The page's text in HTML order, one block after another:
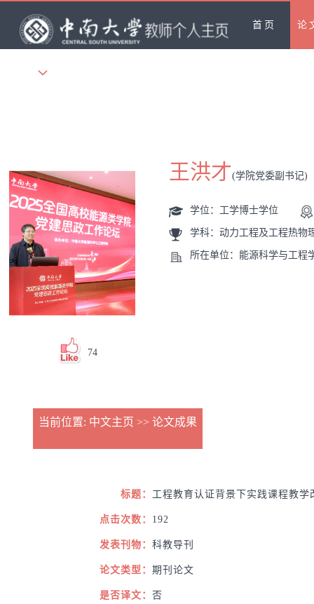
首页 论
74
王洪才(学院党委副书记)
学位：工学博士学位
学科：动力工程及工程热物
所在单位：能源科学与工程
当前位置: 中文主页 >> 论文成果
标题： 工程教育认证背景下实践课程教学
点击次数： 192
发表刊物： 科教导刊
论文类型： 期刊论文
是否译文： 否